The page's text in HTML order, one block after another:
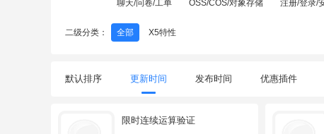
聊天/问卷/工单 OSS/COS/对象存储 注册/登录/
二级分类： 全部 X5特性
默认排序 更新时间 发布时间 优惠插件
限时连续运算验证